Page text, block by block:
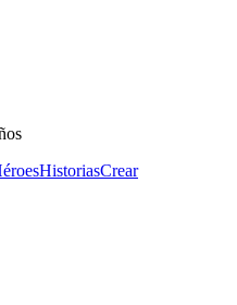
HistoriasCrear